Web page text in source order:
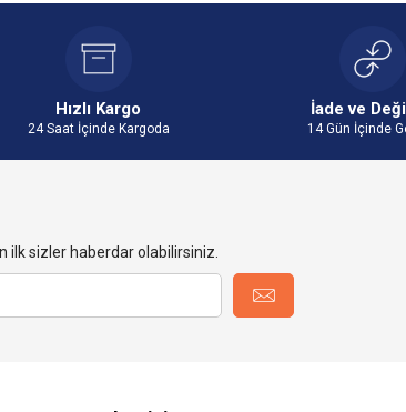
Bu kablolar toprak altına döşenebiliyor ve enerji
hatlarında sıklıkla kullanılan kablo türüdür.
Sanayi Tesisleri
Büyük sanayi sahalarında ve özellikle fabrikalarda
Bu kablolar farklı damar sayısı seçenekleri sunar
Alvinal NAYY Kablo Fiyatları
Hızlı Kargo
24 Saat İçinde Kargoda
İade ve
14 Gün İçinde
ilk sizler haberdar olabilirsiniz.